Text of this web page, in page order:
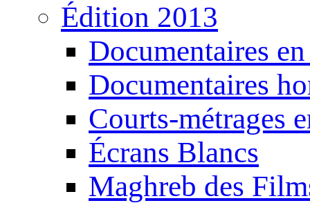
Édition 2013
Documentaires
Documentaires
Courts-métrages
Écrans Blancs
Maghreb des